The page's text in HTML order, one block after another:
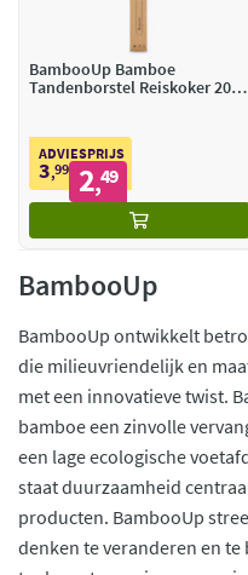
BambooUp Bamboe
Tandenborstel Reiskoker 20
ADVIESPRIJS
3,99 2,49
BambooUp
BambooUp ontwikkelt
die milieuvriendelijk en
met een innovatieve twist.
bamboe een zinvolle
een lage ecologische
staat duurzaamheid
producten. BambooUp
denken te veranderen en